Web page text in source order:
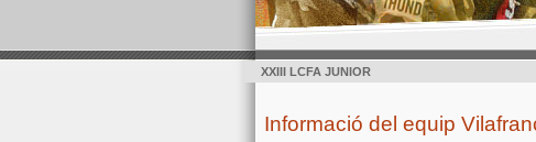
XXIII LCFA JUNIOR
Informació del equip